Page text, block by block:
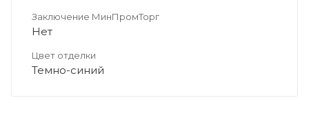
Заключение МинПромТорг
Нет
Цвет отделки
Темно-синий